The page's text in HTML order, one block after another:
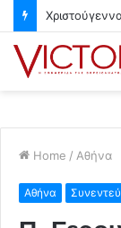
Home / Αθήνα
Αθήνα